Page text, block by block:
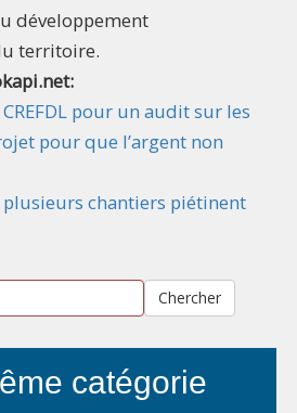
développement
territoire.
pour un audit sur les
pour que l’argent non
chantiers piétinent
Chercher
catégorie